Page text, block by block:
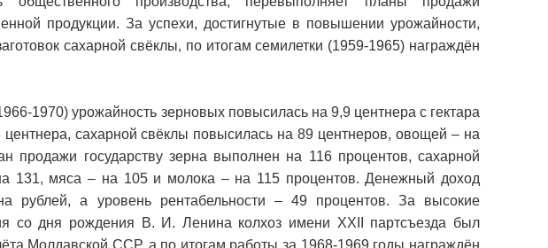
продукции. За успехи, достигнутые в повышении урожайности,
сахарной свёклы, по итогам семилетки (1959-1965) награждён
1970) урожайность зерновых повысилась на 9,9 центнера с гектара
центнера, сахарной свёклы повысилась на 89 центнеров, овощей – на
продажи государству зерна выполнен на 116 процентов, сахарной
131, мяса – на 105 и молока – на 115 процентов. Денежный доход
рублей, а уровень рентабельности – 49 процентов. За высокие
со дня рождения В. И. Ленина колхоз имени XXII партсъезда был